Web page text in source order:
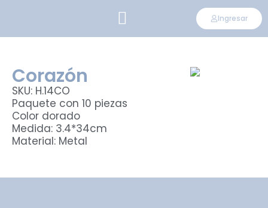
Ingresar
Corazón
SKU: H.14CO
Paquete con 10 piezas
Color dorado
Medida: 3.4*34cm
Material: Metal